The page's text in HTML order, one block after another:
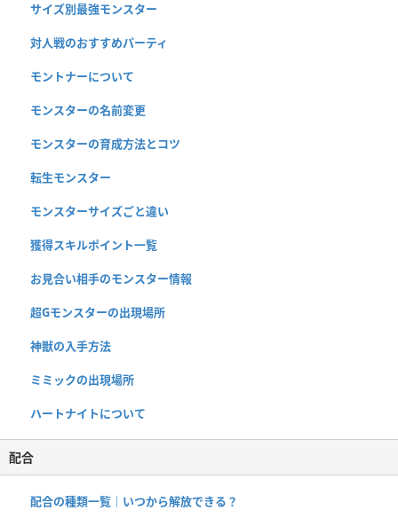
サイズ別最強モンスター
対人戦のおすすめパーティ
モントナーについて
モンスターの名前変更
モンスターの育成方法とコツ
転生モンスター
モンスターサイズごと違い
獲得スキルポイント一覧
お見合い相手のモンスター情報
超Gモンスターの出現場所
神獣の入手方法
ミミックの出現場所
ハートナイトについて
配合
配合の種類一覧｜いつから解放できる？